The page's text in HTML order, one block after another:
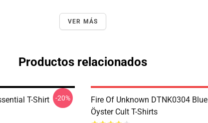
VER MÁS
Productos relacionados
T-Shirt -20%
Fire Of Unknown DTNK0304 Blue
Öyster Cult T-Shirts